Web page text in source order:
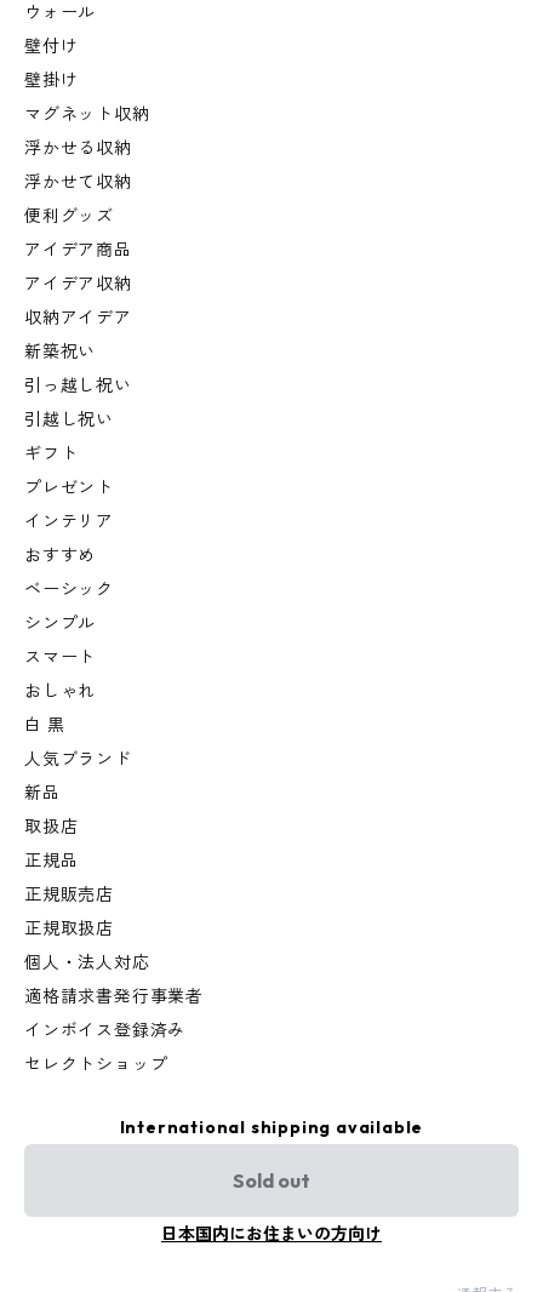
ウォール
壁付け
壁掛け
マグネット収納
浮かせる収納
浮かせて収納
便利グッズ
アイデア商品
アイデア収納
収納アイデア
新築祝い
引っ越し祝い
引越し祝い
ギフト
プレゼント
インテリア
おすすめ
ベーシック
シンプル
スマート
おしゃれ
白 黒
人気ブランド
新品
取扱店
正規品
正規販売店
正規取扱店
個人・法人対応
適格請求書発行事業者
インボイス登録済み
セレクトショップ
International shipping available
Sold out
日本国内にお住まいの方向け